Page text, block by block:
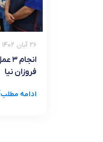
۲۶ آبان ۱۴۰۲
فروزان نیا
ادامه مطلب